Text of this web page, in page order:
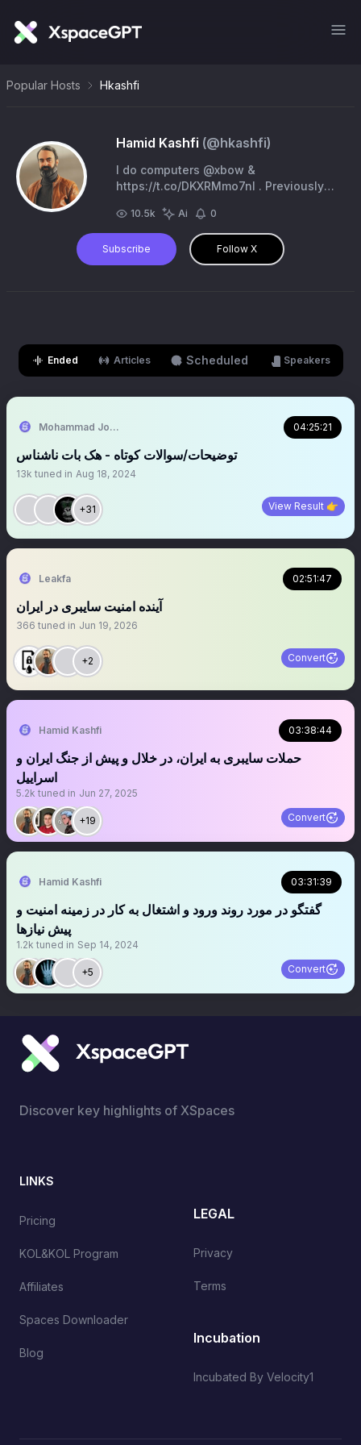
Popular Hosts Hkashfi
Hamid Kashfi (@hkashfi)
I do computers @xbow &
https://t.co/DKXRMmo7nI . Previously
photographer
@hamid@infosec.exchange
10.5k Ai 0
Subscribe Follow X
Ended Articles Scheduled Speakers
04:25:21
توضیحات/سوالات کوتاه - هک بات ناشناس
13k tuned in Aug 18, 2024
+31 View Result 👉
Leakfa 02:51:47
آینده امنیت سایبری در ایران
366 tuned in Jun 19, 2026
+2 Convert
Hamid Kashfi 03:38:44
حملات سایبری به ایران، در خلال و پیش از جنگ ایران و
اسراییل
5.2k tuned in Jun 27, 2025
+19 Convert
Hamid Kashfi 03:31:39
‏گفتگو در مورد روند ورود و اشتغال به کار در زمینه امنیت و
پیش نیازها
1.2k tuned in Sep 14, 2024
+5 Convert
Discover key highlights of XSpaces
LINKS
Pricing
KOL&KOL Program
Affiliates
Spaces Downloader
Blog
LEGAL
Privacy
Terms
Incubation
Incubated By Velocity1